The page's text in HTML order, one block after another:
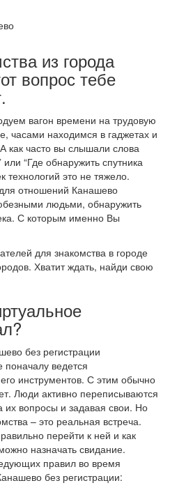
из города
вопрос тебе
вагон времени на трудовую
часами находимся в гаджетах и
как часто вы слышали слова
“Где обнаружить спутника
технологий это не тяжело.
отношений Канашево
людьми, обнаружить
С которым именно Вы
для знакомства в городе
Хватит ждать, найди свою
без регистрации
ведется
инструментов. С этим обычно
Люди активно переписываются
их вопросы и задавая свои. Но
– это реальная встреча.
перейти к ней и как
назначать свидание.
правил во время
без регистрации: